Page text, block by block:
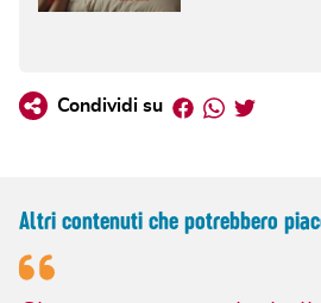
Condividi su Facebook
Whatsapp
Twitter
Altri contenuti che potrebbero